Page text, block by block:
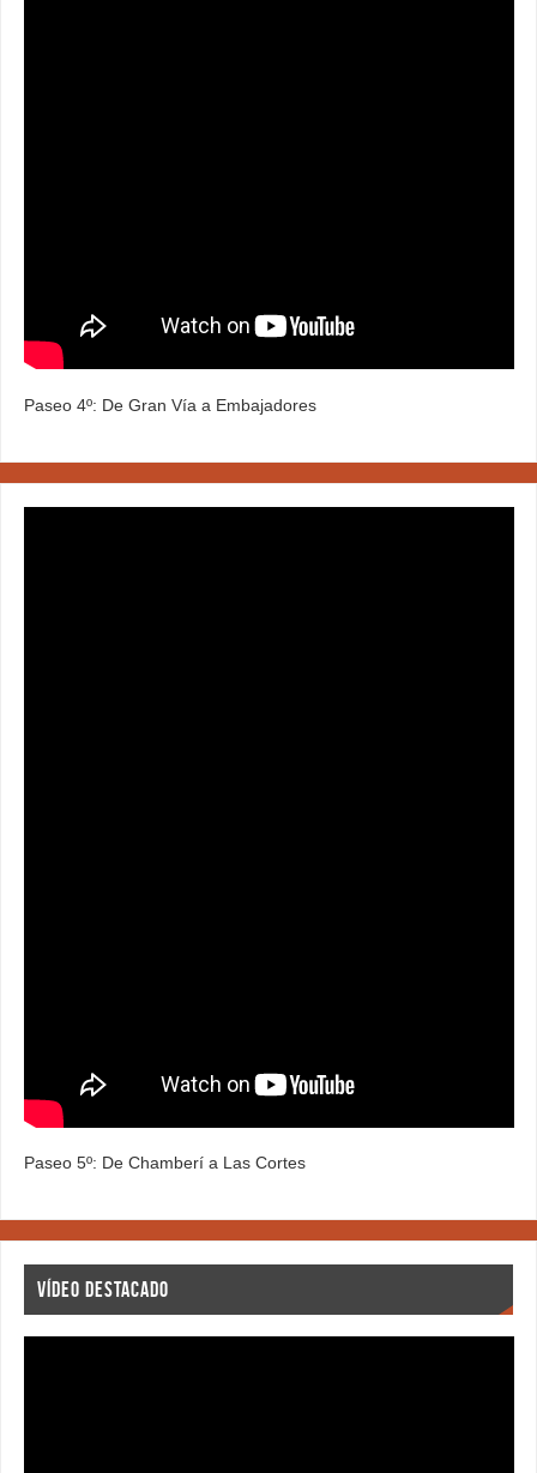
Paseo 4º: De Gran Vía a Embajadores
Paseo 5º: De Chamberí a Las Cortes
VÍDEO DESTACADO